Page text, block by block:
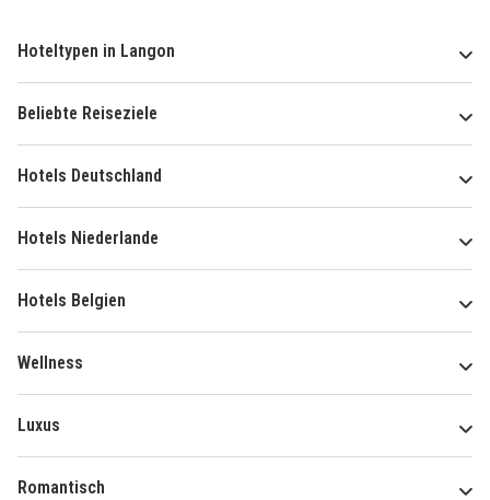
Hoteltypen in Langon
Beliebte Reiseziele
Hotels Deutschland
Hotels Niederlande
Hotels Belgien
Wellness
Luxus
Romantisch